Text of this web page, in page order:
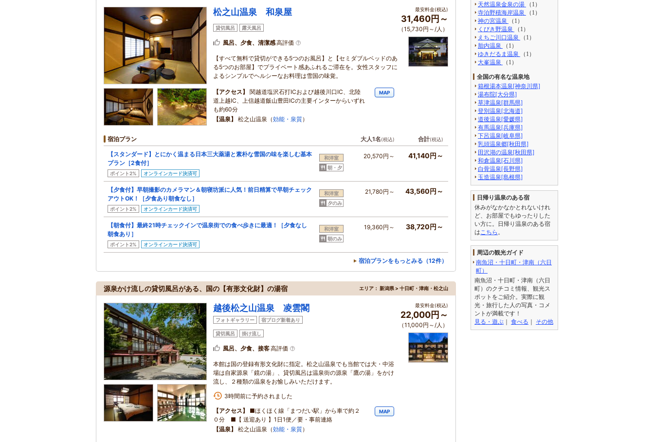
松之山温泉 和泉屋
貸切風呂 露天風呂
風呂、夕食、清潔感高評価
【すべて無料で貸切ができる5つのお風呂】と【セミダブルベッドのあ
る5つのお部屋】でプライベート感あふれるご滞在を。女性スタッフに
よるシンプルでヘルシーなお料理は雪国の味覚。
【アクセス】
関越道塩沢石打ICおよび越後川口IC、北陸
道上越IC、上信越道飯山豊田ICの主要インターからいずれ
も約60分
MAP
【温泉】 松之山温泉（効能・泉質）
最安料金(税込)
31,460円～
（15,730円～/人）
宿泊プラン 大人1名(税込) 合計(税込)
【スタンダード】とにかく温まる日本三大薬湯と素朴な雪国の味を楽しむ基本
プラン［2食付］
ポイント2% オンラインカード決済可
和洋室
朝・夕
20,570円～ 41,140円～
【夕食付】早朝撮影のカメラマン＆朝寝坊派に人気！前日精算で早朝チェック
アウトOK！［夕食あり朝食なし］
ポイント2% オンラインカード決済可
和洋室
夕のみ
21,780円～ 43,560円～
【朝食付】最終21時チェックインで温泉街での食べ歩きに最適！［夕食なし
朝食あり］
ポイント2% オンラインカード決済可
和洋室
朝のみ
19,360円～ 38,720円～
宿泊プランをもっとみる（12件）
源泉かけ流しの貸切風呂がある、国の【有形文化財】の湯宿 エリア： 新潟県 > 十日町・津南・松之山
越後松之山温泉 凌雲閣
フォトギャラリー 宿ブログ新着あり
貸切風呂 掛け流し
風呂、夕食、接客高評価
本館は国の登録有形文化財に指定。松之山温泉でも当館では大・中浴
場は自家源泉「鏡の湯」、貸切風呂は温泉街の源泉「鷹の湯」をかけ
流し、２種類の温泉をお愉しみいただけます。
3時間前に予約されました
【アクセス】
■ほくほく線「まつだい駅」から車で約２
０分 ■【 送迎あり 】1日1便／要・事前連絡
MAP
【温泉】 松之山温泉（効能・泉質）
最安料金(税込)
22,000円～
（11,000円～/人）
天然温泉金泉の湯
（1）
寺泊野積海岸温泉
（1）
神の宮温泉
（1）
くびき野温泉
（1）
えちご川口温泉
（1）
胎内温泉
（1）
ゆきだるま温泉
（1）
大峯温泉
（1）
全国の有名な温泉地
箱根湯本温泉[神奈川県]
湯布院[大分県]
草津温泉[群馬県]
登別温泉[北海道]
道後温泉[愛媛県]
有馬温泉[兵庫県]
下呂温泉[岐阜県]
乳頭温泉郷[秋田県]
田沢湖の温泉[秋田県]
和倉温泉[石川県]
白骨温泉[長野県]
玉造温泉[島根県]
日帰り温泉のある宿
休みがなかなかとれないけれ
ど、お部屋でもゆったりした
い方に。日帰り温泉のある宿
は こちら 。
周辺の観光ガイド
南魚沼・十日町・津南（六日
町）
南魚沼・十日町・津南（六日
町）のクチコミ情報、観光ス
ポットをご紹介。実際に観
光・旅行した人の写真・コメ
ントが満載です！
見る・遊ぶ ｜ 食べる ｜ その他